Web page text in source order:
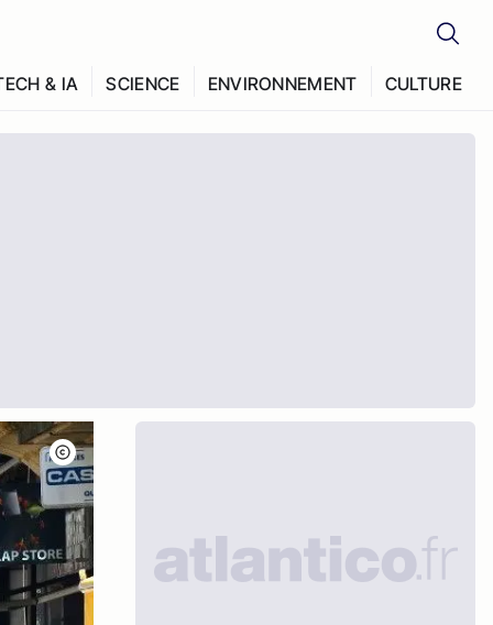
& IA SCIENCE ENVIRONNEMENT CULTURE